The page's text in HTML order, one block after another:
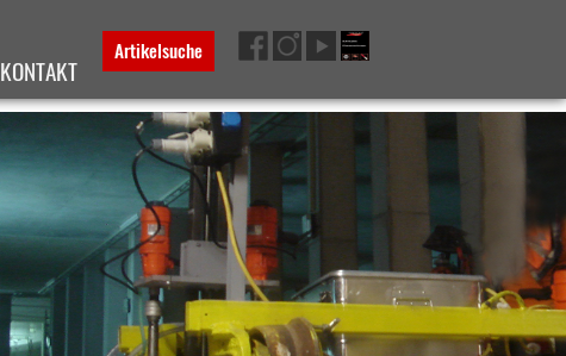
KONTAKT
Artikelsuche